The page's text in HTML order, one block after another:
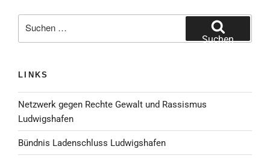
Suchen
LINKS
Netzwerk gegen Rechte Gewalt und Rassismus
Ludwigshafen
Bündnis Ladenschluss Ludwigshafen